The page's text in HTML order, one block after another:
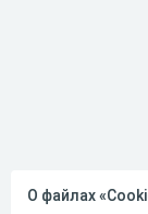
О файлах